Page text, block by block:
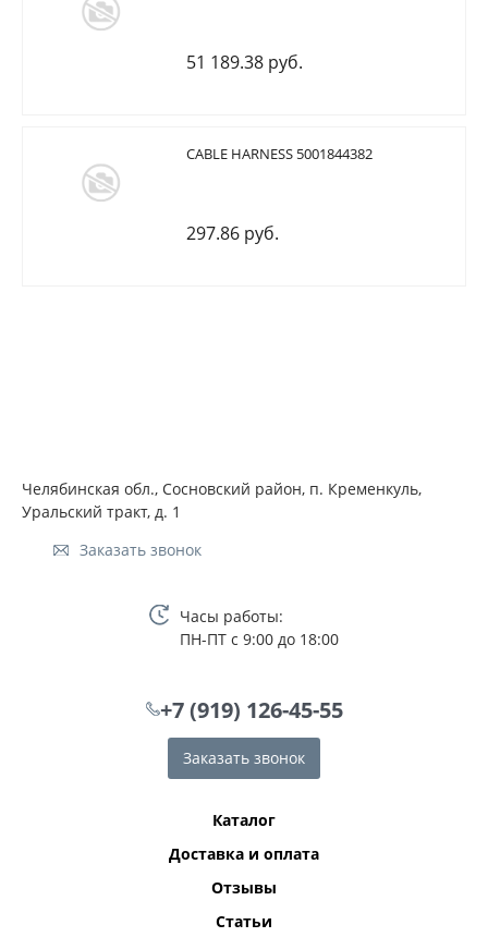
51 189.38 руб.
CABLE HARNESS 5001844382
297.86 руб.
Челябинская обл., Сосновский район, п. Кременкуль,
Уральский тракт, д. 1
Заказать звонок
Часы работы:
ПН-ПТ с 9:00 до 18:00
+7 (919) 126-45-55
Заказать звонок
Каталог
Доставка и оплата
Отзывы
Статьи